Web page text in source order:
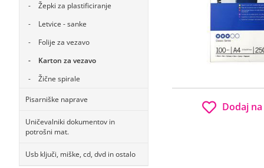
Žepki za plastificiranje
Letvice - sanke
Folije za vezavo
Karton za vezavo
Žične spirale
Pisarniške naprave
Uničevalniki dokumentov in
potrošni mat.
Usb ključi, miške, cd, dvd in ostalo
Dodaj